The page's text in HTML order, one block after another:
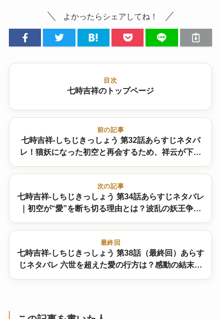
よかったらシェアしてね！
目次
七時吉祥のトップページ
前の記事
七時吉祥-しちじきっしょう 第32話あらすじネタバ
レ！猫妖になった初空と再会するため、祥云が下界
次の記事
七時吉祥-しちじきっしょう 第34話あらすじネタバレ
｜初空が“愛”を断ち切る理由とは？波乱の妖王争い
最終回
七時吉祥-しちじきっしょう 第38話（最終回）あらす
じネタバレ 六世を超えた愛の行方は？感動の結末を